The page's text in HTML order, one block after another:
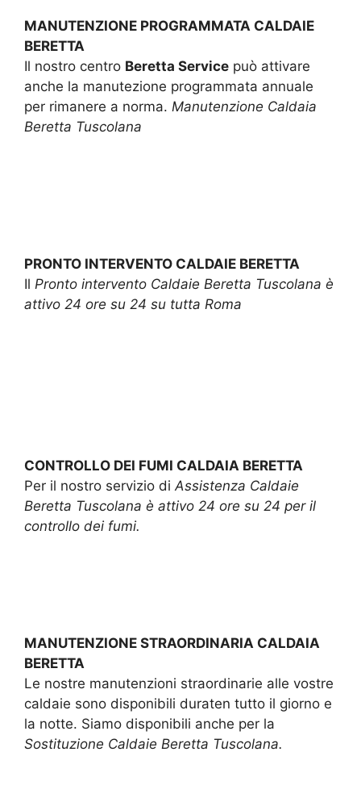
MANUTENZIONE PROGRAMMATA CALDAIE
BERETTA
Il nostro centro Beretta Service può attivare
anche la manutezione programmata annuale
per rimanere a norma. Manutenzione Caldaia
Beretta Tuscolana
PRONTO INTERVENTO CALDAIE BERETTA
Il Pronto intervento Caldaie Beretta Tuscolana è
attivo 24 ore su 24 su tutta Roma
CONTROLLO DEI FUMI CALDAIA BERETTA
Per il nostro servizio diAssistenza Caldaie
Beretta Tuscolana è attivo 24 ore su 24 per il
controllo dei fumi.
MANUTENZIONE STRAORDINARIA CALDAIA
BERETTA
Le nostre manutenzioni straordinarie alle vostre
caldaie sono disponibili duraten tutto il giorno e
la notte. Siamo disponibili anche per la
Sostituzione Caldaie Beretta Tuscolana.